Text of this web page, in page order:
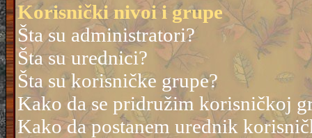
Korisnički nivoi i grupe
Šta su administratori?
Šta su urednici?
Šta su korisničke grupe?
Kako da se pridružim korisničkoj
Kako da postanem urednik